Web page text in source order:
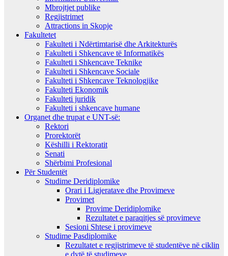
Mbrojtjet publike
Regjistrimet
Attractions in Skopje
Fakultetet
Fakulteti i Ndërtimtarisë dhe Arkitekturës
Fakulteti i Shkencave të Informatikës
Fakulteti i Shkencave Teknike
Fakulteti i Shkencave Sociale
Fakulteti i Shkencave Teknologjike
Fakulteti Ekonomik
Fakulteti juridik
Fakulteti i shkencave humane
Organet dhe trupat e UNT-së:
Rektori
Prorektorët
Këshilli i Rektoratit
Senati
Shërbimi Profesional
Për Studentët
Studime Deridiplomike
Orari i Ligjeratave dhe Provimeve
Provimet
Provime Deridiplomike
Rezultatet e paraqitjes së provimeve
Sesioni Shtese i provimeve
Studime Pasdiplomike
Rezultatet e regjistrimeve të studentëve në ciklin
e dytë të studimeve